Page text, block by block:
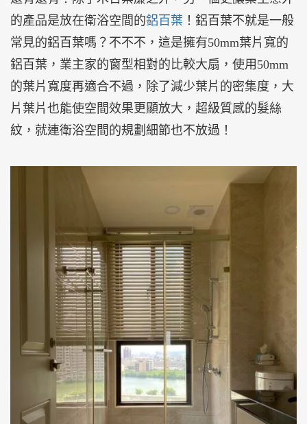
的產品是放在衛浴空間的鋁百葉 ！鋁百葉不就是一般
常見的鋁百葉嗎？不不不，這是擁有50mm葉片寬的
鋁百葉，業主家的窗型相對的比較大扇，使用50mm
的葉片寬度再適合不過，除了減少葉片的密集度，大
片葉片也能使空間效果更顯放大，超級質感的髮絲
紋，就連衛浴空間的規劃細節也不放過！